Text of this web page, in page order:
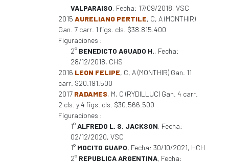
VALPARAISO, Fecha: 17/09/2018, VSC
2015 AURELIANO PERTILE, C, A (MONTHIR)
Gan. 7 carr. 1 figs. cls. $38.815.400
Figuraciones :
2° BENEDICTO AGUADO H., Fecha:
28/12/2018, CHS
2016 LEON FELIPE, C, A (MONTHIR) Gan. 11
carr. $20.191.500
2017 RADAMES, M, C (RYDILLUC) Gan. 4 carr.
2 cls. y 4 figs. cls. $30.566.500
Figuraciones :
1°ALFREDO L. S. JACKSON, Fecha:
02/12/2020, VSC
1° MOCITO GUAPO, Fecha: 30/10/2021, HCH
2° REPUBLICA ARGENTINA, Fecha: